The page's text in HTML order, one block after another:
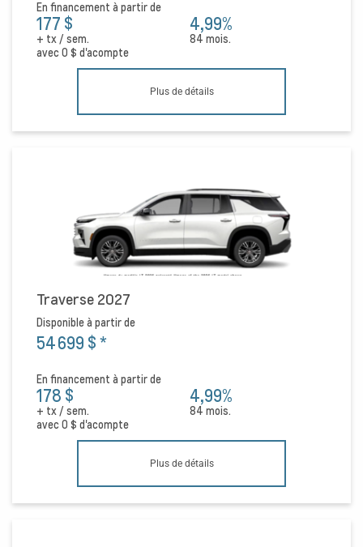
En financement à partir de
177 $
+ tx / sem.
4,99%
84 mois.
avec0 $ d'acompte
Plus de détails
Traverse 2027
Disponible à partir de
54 699 $*
En financement à partir de
178 $
+ tx / sem.
4,99%
84 mois.
avec0 $ d'acompte
Plus de détails